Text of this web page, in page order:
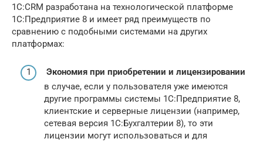
1С:CRM разработана на технологической платформе
1С:Предприятие 8 и имеет ряд преимуществ по
сравнению с подобными системами на других
платформах:
Экономия при приобретении и лицензировании
в случае, если у пользователя уже имеются
другие программы системы 1С:Предприятие 8,
клиентские и серверные лицензии (например,
сетевая версия 1С:Бухгалтерии 8), то эти
лицензии могут использоваться и для